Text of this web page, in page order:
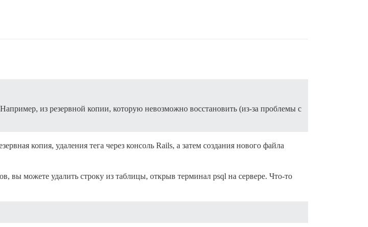
из резервной копии, которую невозможно восстановить (из-за проблемы с
копия, удаления тега через консоль Rails, а затем создания нового файла
вы можете удалить строку из таблицы, открыв терминал psql на сервере. Что-то